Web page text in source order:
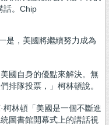
話。Chip
是，美國將繼續努力成為
國自身的優點來解決。無
排隊投票，」柯林頓說。
柯林頓「美國是一個不斷進
圖書館開幕式上的講話視